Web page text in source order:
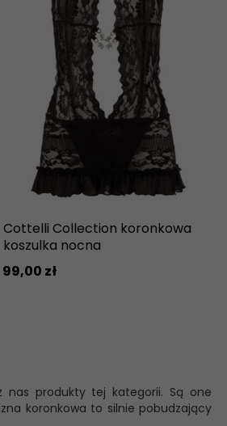
Cottelli Collection koronkowa
koszulka nocna
99,00 zł
nas produkty tej kategorii. Są one
koronkowa to silnie pobudzający